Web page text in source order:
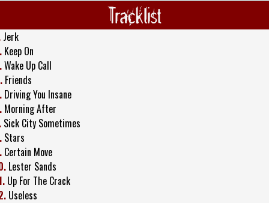
Tracklist
Jerk
Keep On
Wake Up Call
Friends
Driving You Insane
Morning After
Sick City Sometimes
Stars
Certain Move
Lester Sands
Up For The Crack
Useless